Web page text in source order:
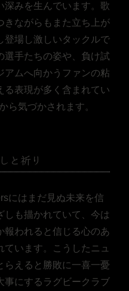
深みを生んでいます。歌
きながらもまた立ち上が
登場し激しいタックルで
選手たちの姿や、負け試
アムへ向かうファンの粘
る表現が多く含まれてい
ら気づかされます。
と祈り
にはまだ見ぬ未来を信
しも描かれていて、今は
報われると信じる心のあ
ています。こうしたニュ
らえると勝敗に一喜一憂
事にするラグビークラブ